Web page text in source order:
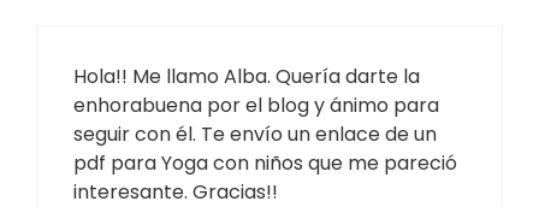
Hola!! Me llamo Alba. Quería darte la
enhorabuena por el blog y ánimo para
seguir con él. Te envío un enlace de un
pdf para Yoga con niños que me pareció
interesante. Gracias!!